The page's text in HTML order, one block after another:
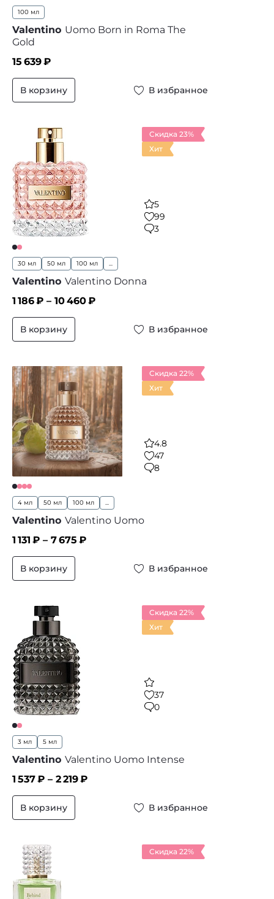
100 мл
Valentino Uomo Born in Roma The
Gold
15 639₽
В корзину В избранное
Скидка 23%
Хит
5
99
3
30 мл 50 мл 100 мл ...
Valentino Valentino Donna
1 186₽ – 10 460₽
В корзину В избранное
Скидка 22%
Хит
4.8
47
8
4 мл 50 мл 100 мл ...
Valentino Valentino Uomo
1 131 ₽ – 7 675 ₽
В корзину В избранное
Скидка 22%
Хит
37
0
3 мл 5 мл
Valentino Valentino Uomo Intense
1 537₽ – 2 219₽
В корзину В избранное
Скидка 22%